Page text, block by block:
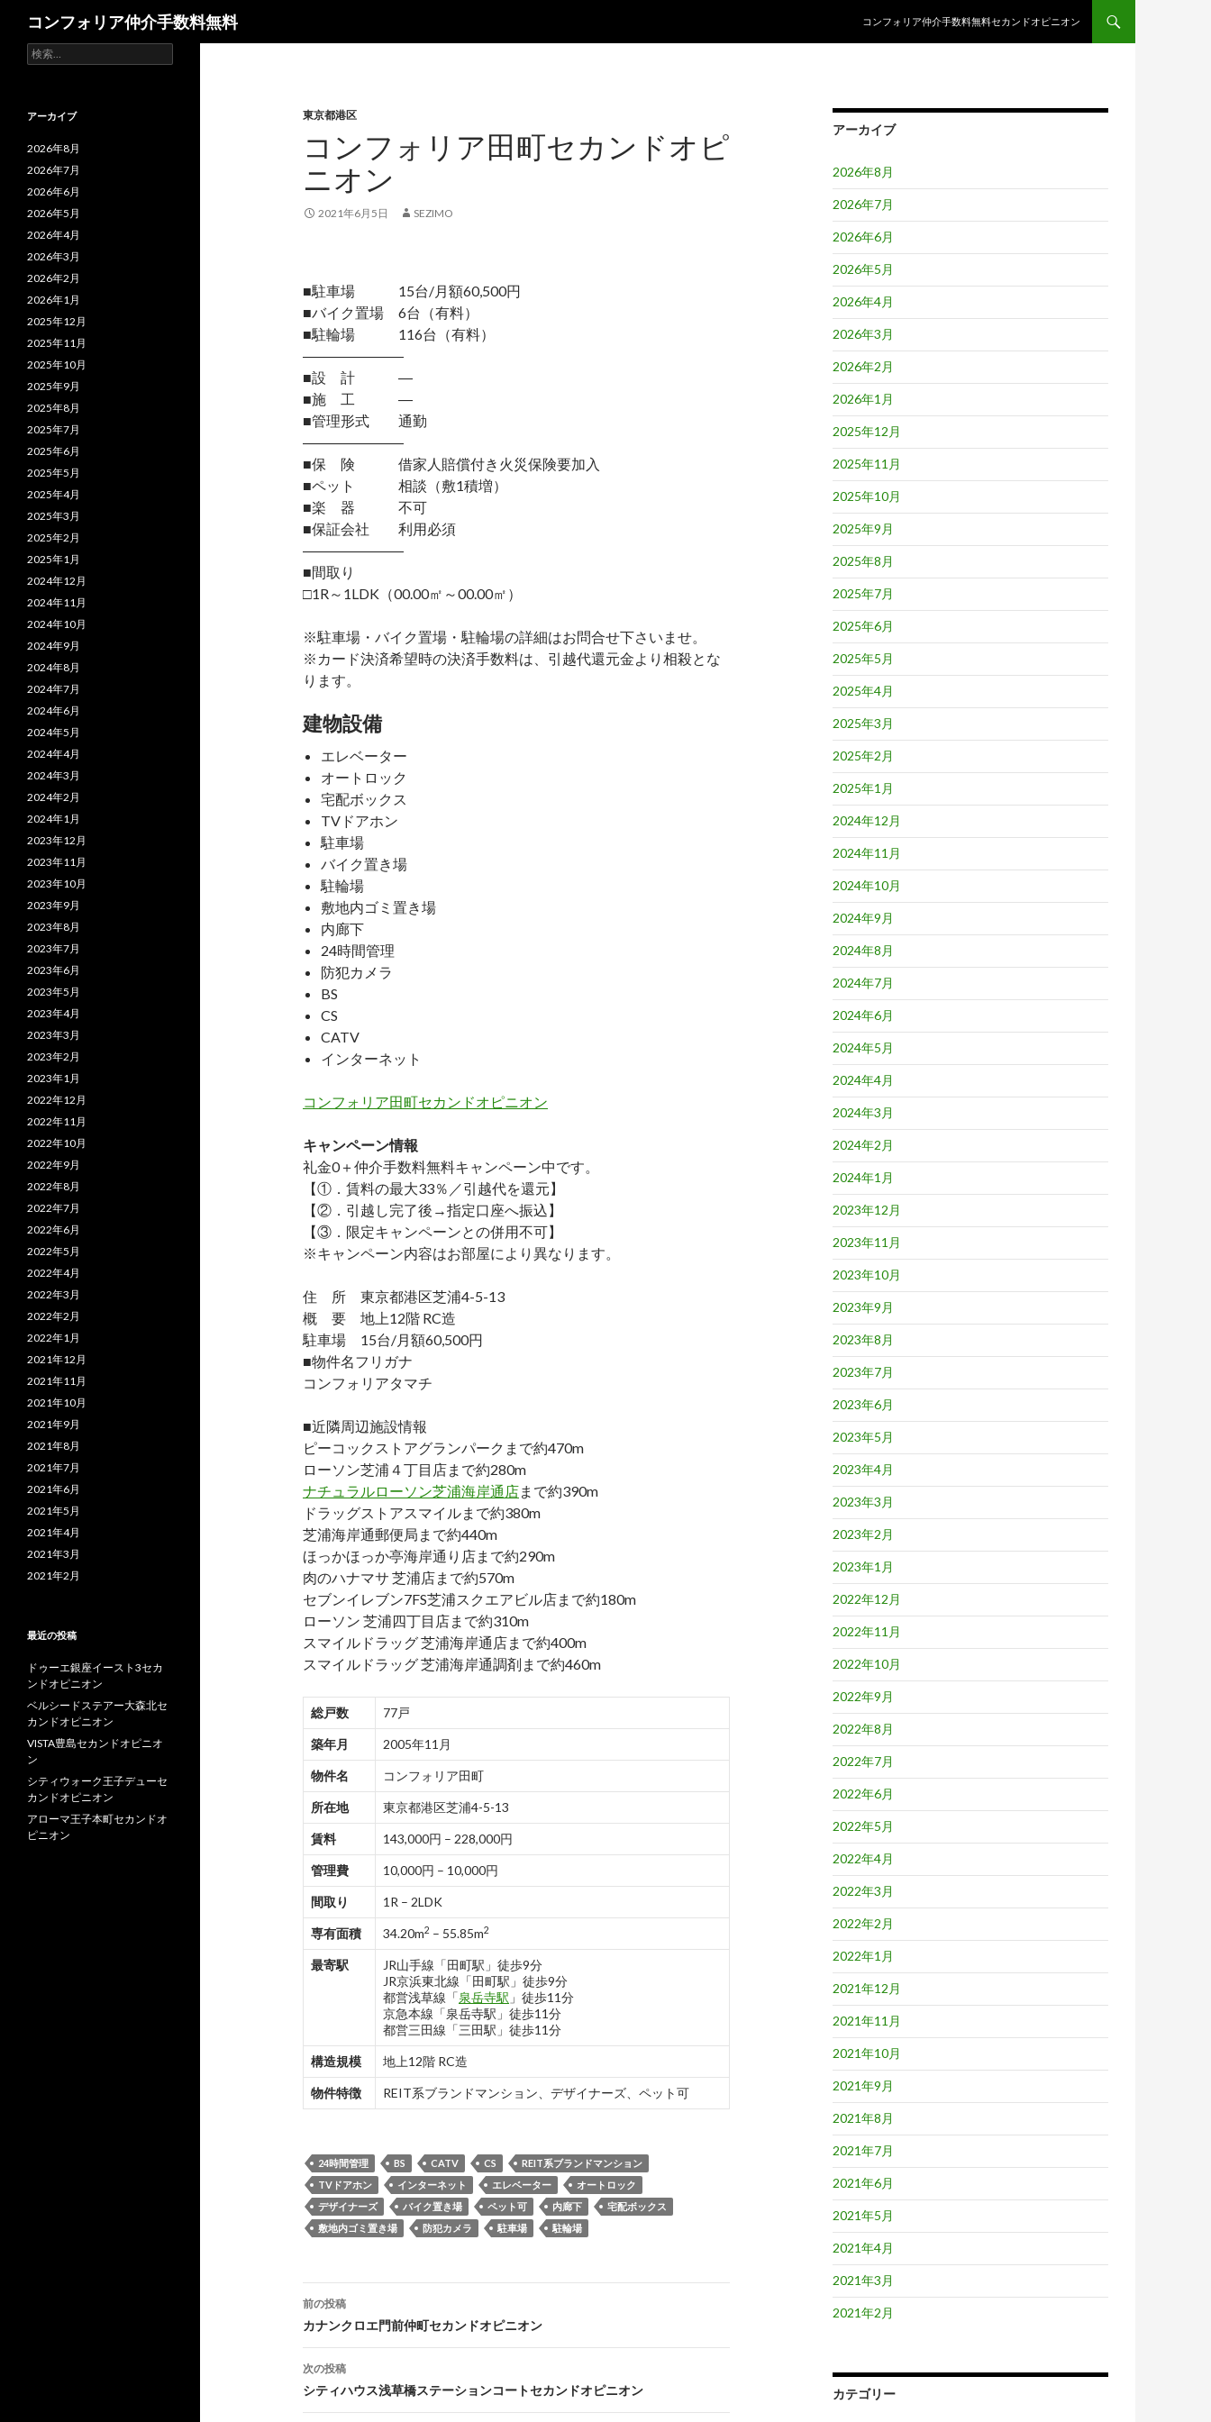
コンフォリア仲介手数料無料
コンフォリア仲介手数料無料セカンドオピニオン
東京都港区
コンフォリア田町セカンドオピ
ニオン
2021年6月5日 SEZIMO
■駐車場 15台/月額60,500円
■バイク置場 6台（有料）
■駐輪場 116台（有料）
―――――――
■設 計 ―
■施 工 ―
■管理形式 通勤
―――――――
■保 険 借家人賠償付き火災保険要加入
■ペット 相談（敷1積増）
■楽 器 不可
■保証会社 利用必須
―――――――
■間取り
□1R～1LDK（00.00㎡～00.00㎡）
※駐車場・バイク置場・駐輪場の詳細はお問合せ下さいませ。
※カード決済希望時の決済手数料は、引越代還元金より相殺とな
ります。
建物設備
エレベーター
オートロック
宅配ボックス
TVドアホン
駐車場
バイク置き場
駐輪場
敷地内ゴミ置き場
内廊下
24時間管理
防犯カメラ
BS
CS
CATV
インターネット
コンフォリア田町セカンドオピニオン
キャンペーン情報
礼金0＋仲介手数料無料キャンペーン中です。
【①．賃料の最大33％／引越代を還元】
【②．引越し完了後→指定口座へ振込】
【③．限定キャンペーンとの併用不可】
※キャンペーン内容はお部屋により異なります。
住 所 東京都港区芝浦4-5-13
概 要 地上12階 RC造
駐車場 15台/月額60,500円
■物件名フリガナ
コンフォリアタマチ
■近隣周辺施設情報
ピーコックストアグランパークまで約470m
ローソン芝浦４丁目店まで約280m
ナチュラルローソン芝浦海岸通店まで約390m
ドラッグストアスマイルまで約380m
芝浦海岸通郵便局まで約440m
ほっかほっか亭海岸通り店まで約290m
肉のハナマサ 芝浦店まで約570m
セブンイレブン7FS芝浦スクエアビル店まで約180m
ローソン 芝浦四丁目店まで約310m
スマイルドラッグ 芝浦海岸通店まで約400m
スマイルドラッグ 芝浦海岸通調剤まで約460m
総戸数 77戸
築年月 2005年11月
物件名 コンフォリア田町
所在地 東京都港区芝浦4-5-13
賃料 143,000円 – 228,000円
管理費 10,000円 – 10,000円
間取り 1R – 2LDK
専有面積 34.20m2 – 55.85m2
最寄駅
JR山手線「田町駅」徒歩9分
JR京浜東北線「田町駅」徒歩9分
都営浅草線「泉岳寺駅 」徒歩11分
京急本線「泉岳寺駅」徒歩11分
都営三田線「三田駅」徒歩11分
構造規模 地上12階 RC造
物件特徴 REIT系ブランドマンション、デザイナーズ、ペット可
24時間管理 BS CATV CS
REIT系ブランドマンション
TVドアホン
インターネット エレベーター
オートロック
デザイナーズ
バイク置き場 ペット可 内廊下
宅配ボックス
敷地内ゴミ置き場
防犯カメラ 駐車場 駐輪場
投
稿
ナ
ビ
前の投稿
カナンクロエ門前仲町セカンドオピニオン
次の投稿
シティハウス浅草橋ステーションコートセカンドオピニオン
アーカイブ
2026年8月
2026年7月
2026年6月
2026年5月
2026年4月
2026年3月
2026年2月
2026年1月
2025年12月
2025年11月
2025年10月
2025年9月
2025年8月
2025年7月
2025年6月
2025年5月
2025年4月
2025年3月
2025年2月
2025年1月
2024年12月
2024年11月
2024年10月
2024年9月
2024年8月
2024年7月
2024年6月
2024年5月
2024年4月
2024年3月
2024年2月
2024年1月
2023年12月
2023年11月
2023年10月
2023年9月
2023年8月
2023年7月
2023年6月
2023年5月
2023年4月
2023年3月
2023年2月
2023年1月
2022年12月
2022年11月
2022年10月
2022年9月
2022年8月
2022年7月
2022年6月
2022年5月
2022年4月
2022年3月
2022年2月
2022年1月
2021年12月
2021年11月
2021年10月
2021年9月
2021年8月
2021年7月
2021年6月
2021年5月
2021年4月
2021年3月
2021年2月
カテゴリー
検
索:
アーカイブ
2026年8月
2026年7月
2026年6月
2026年5月
2026年4月
2026年3月
2026年2月
2026年1月
2025年12月
2025年11月
2025年10月
2025年9月
2025年8月
2025年7月
2025年6月
2025年5月
2025年4月
2025年3月
2025年2月
2025年1月
2024年12月
2024年11月
2024年10月
2024年9月
2024年8月
2024年7月
2024年6月
2024年5月
2024年4月
2024年3月
2024年2月
2024年1月
2023年12月
2023年11月
2023年10月
2023年9月
2023年8月
2023年7月
2023年6月
2023年5月
2023年4月
2023年3月
2023年2月
2023年1月
2022年12月
2022年11月
2022年10月
2022年9月
2022年8月
2022年7月
2022年6月
2022年5月
2022年4月
2022年3月
2022年2月
2022年1月
2021年12月
2021年11月
2021年10月
2021年9月
2021年8月
2021年7月
2021年6月
2021年5月
2021年4月
2021年3月
2021年2月
最近の投稿
ドゥーエ銀座イースト3セカ
ンドオピニオン
ベルシードステアー大森北セ
カンドオピニオン
VISTA豊島セカンドオピニオ
ン
シティウォーク王子デューセ
カンドオピニオン
アローマ王子本町セカンドオ
ピニオン